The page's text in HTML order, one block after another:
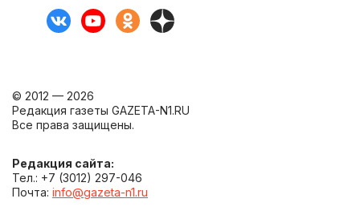
© 2012 — 2026
Редакция газеты GAZETA-N1.RU
Все права защищены.
Редакция сайта:
Тел.: +7 (3012) 297-046
Почта: info@gazeta-n1.ru